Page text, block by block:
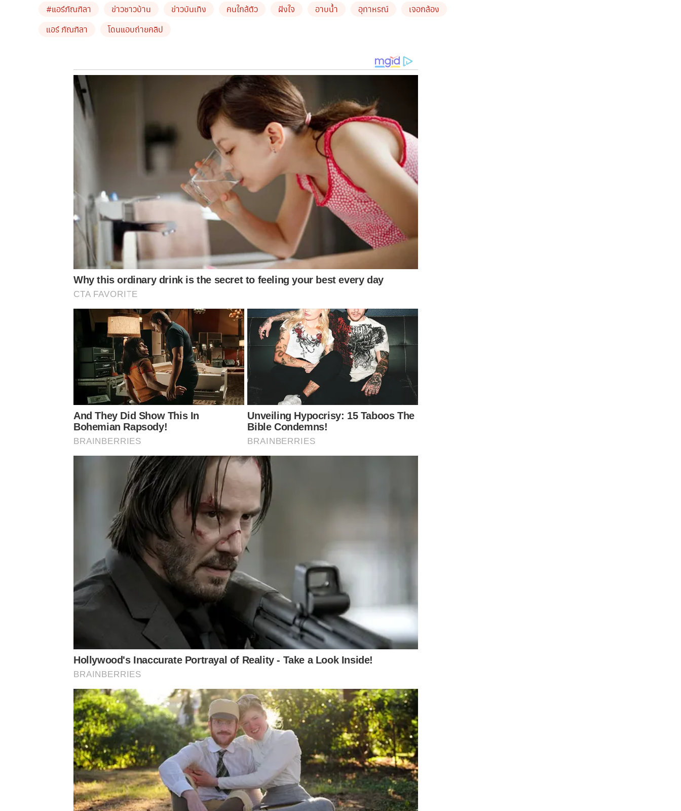
กางเกงในมันก็ดูทุเรศป่ะ ไม่อยากให้มันออกไปในที่สาธารณะโดยสาวแอร์ได้เผยถึงเหตุการณ์ว่าบุคคลหนึ่งมีการบอก
”เรารู้สึกได้เลยว่ามัน
แปลกไม่ไหวแล้ว ต้องมีกล้องในนี้แน่ๆ ก็เลยบอกน้องสาวว่าเปลี่ยนเสื้อผ้าให้เร็วที่สุดแล้วหากล้อง แอร์ก็พยายามหา
ตามมุมต่างๆ พอเปิดดูตรงอ่างล้างหน้าเจอโหลที่เอาไว้ใส่สำลี เป็นโหลแก้ว
เป็นเครื่องประดับ
เราก็เลยเทของในโหลในนั้นออก ปรากฏว่าสิ่งที่เจอก็คือกล้องที่แอบถ่าย
ประกาศให้ข้าราชการอัยการพ้นจากตำแหน่ง และเรียกคืนเครื่องราชอิสริยาภรณ์
งานนี้ชาวเน็ตจวกยับ ข้าราชการ ทำแบบนี้จะเป็นตัวอย่างที่ดีได้ยังไง
เสียงข้างนอกตะโกนมา “เฮ้ยทำไรอ่ะ“อย่าทำอะไรนะ เดี๋ยวใจเย็นๆ ก่อน ด้านสาวแอร์เผยมันทั้งโกรธ
ความรู้สึกนี่คือไม่ใข่เมืองไทย ตอนนั้นความรู้สึกเราคือเราต้องรับผิดชอบน้อง แล้วเราอายุ20
ก็เลยบอกน้อง
เอาแบบนี้เดี๋ยวเราวิ่งไปในห้องแต่งตัวเราให้เร็วที่สุด ก็มีการล็อคห้องคิดว่าจะทำยังไงให้เขาไม่เข้ามาหาเรา
ต้องหาโทรศัพท์ให้เร็วที่สุด อยู่ที่นี้ไม่ได้แล้ว ก็เลยเข้าไปห้องทำงานเขาอีกห้อง หยิบโทรศัพท์บ้านโทรกลับมาหาที่ไทย
พี่สาวรับสาย เราก็บอกว่าช่วยด้วย โดนแอบถ่ายเราอยู่ที่อังกฤษ เอาใครก็ได้ให้มารับไปหน่อย เราก็ไปเลยรื้อโต๊ะเขา
มันมีที่อยู่ก็อธิบายให้พี่สาวฟัง แล้วผ่านไปสักสองถึงสามชั่วโมง ก็มีการ์ดโทรเขามา
แต่โทรศัพท์บ้านมันสามารถรับได้
หลายเครื่อง แอร์ก็ตะโกน ช่วยด้วย สักพักก็ได้ยินการ์ดเปิดประตูห้องมา และถามว่ามีอะไรเกิดขึ้น
แอร์กับน้องก็พยายามผลักคนนั้นออกเพื่อจะวิ่งออกไปหาการ์ด แต่พอออกไปเจอหน้าคนไทยประมาณ
แล้วไม่เคยพูดที่ไหนมาก่อนเลย ก็เลยให้รุ่นพี่ติดต่อกลับไปว่าในคอมเขามันมีอะไรที่
วันนั้นว่าจะไม่มีอะไรเกิดขึ้นแน่นอน แอร์ก็บอกว่าถ้าเจอกันที่เมืองไทย ไม่ต้องเข้ามายุ่ง
กับแอร์อีกแล้ว แอร์ไม่โอเค วันหนึ่งมันเป็นเรื่อบที่แอร์ไม่บอกใคร ไม่รู้ว่าบอกแล้วได้อะไร ไม่ได้แจ้งความ
และให้มันผ่านไป ล่าสุดแอร์บังเอิญไปเจอเขา
กลายเป็นว่าตัวเราเองที่ยังต้องรู้สึกอยู่ในใจ เลยอยากให้เป็นอุทาหรณ์ ทีมงานถามอยากเล่ามั้ย แอร์ก็บอกเล่า
แต่พอเล่าจริงๆ ลงดีเทลเข้าไปมันยังรู้สึกอยู่ เราไปพลาดตรงไหน ไว้ใจคนมากเกินไปหรือเปล่า เชื่อใจเขาอันนี้
ก็ต้องระมันระวังให้มากยิ่งขึ้น
#แอร์ภัณฑิลา ข่าวชาวบ้าน ข่าวบันเทิง คนใกล้ตัว ฝังใจ อาบน้ำ อุทาหรณ์
เจอกล้อง
แอร์ ภัณฑิลา
โดนแอบถ่ายคลิป
Why this ordinary drink is the secret to feeling your best every day
CTA FAVORITE
And They Did Show This In
Bohemian Rapsody!
BRAINBERRIES
Unveiling Hypocrisy: 15 Taboos The
Bible Condemns!
BRAINBERRIES
Hollywood's Inaccurate Portrayal of Reality - Take a Look Inside!
BRAINBERRIES